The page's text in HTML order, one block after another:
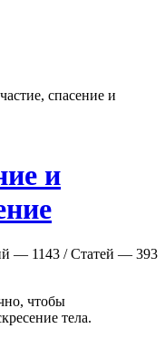
спасение и
и
— 1143 / Статей — 393
чтобы
тела.